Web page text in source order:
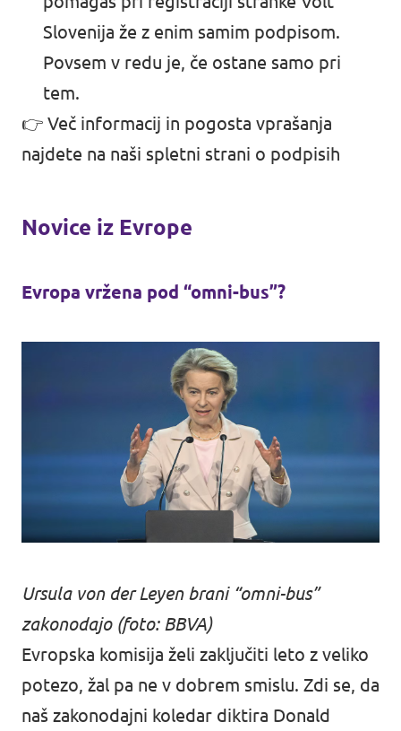
Slovenija že z enim samim podpisom.
Povsem v redu je, če ostane samo pri
tem.
👉 Več informacij in pogosta vprašanja
najdete na naši spletni strani o podpisih
Novice iz Evrope
Evropa vržena pod “omni-bus”?
Ursula von der Leyen brani “omni-bus”
zakonodajo (foto: BBVA)
Evropska komisija želi zaključiti leto z veliko
potezo, žal pa ne v dobrem smislu. Zdi se, da
naš zakonodajni koledar diktira Donald